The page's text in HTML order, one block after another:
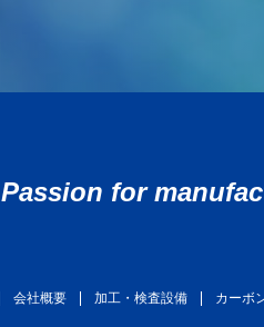
Passion for
会社概要 加工・検査設備 カーボ